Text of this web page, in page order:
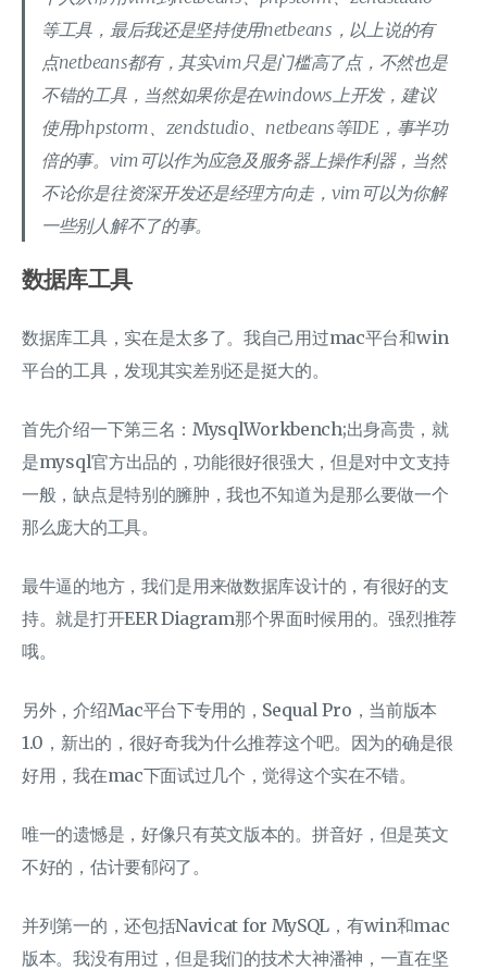
等工具，最后我还是坚持使用netbeans，以上说的有
点netbeans都有，其实vim只是门槛高了点，不然也是
不错的工具，当然如果你是在windows上开发，建议
使用phpstorm、zendstudio、netbeans等IDE，事半功
倍的事。vim可以作为应急及服务器上操作利器，当然
不论你是往资深开发还是经理方向走，vim可以为你解
一些别人解不了的事。
数据库工具
数据库工具，实在是太多了。我自己用过mac平台和win
平台的工具，发现其实差别还是挺大的。
首先介绍一下第三名：MysqlWorkbench;出身高贵，就
是mysql官方出品的，功能很好很强大，但是对中文支持
一般，缺点是特别的臃肿，我也不知道为是那么要做一个
那么庞大的工具。
最牛逼的地方，我们是用来做数据库设计的，有很好的支
持。就是打开EER Diagram那个界面时候用的。强烈推荐
哦。
另外，介绍Mac平台下专用的，Sequal Pro，当前版本
1.0，新出的，很好奇我为什么推荐这个吧。因为的确是很
好用，我在mac下面试过几个，觉得这个实在不错。
唯一的遗憾是，好像只有英文版本的。拼音好，但是英文
不好的，估计要郁闷了。
并列第一的，还包括Navicat for MySQL，有win和mac
版本。我没有用过，但是我们的技术大神潘神，一直在坚